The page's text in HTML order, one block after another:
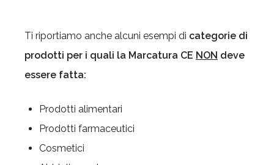
Ti riportiamo anche alcuni esempi di categorie di
prodotti per i quali la Marcatura CE NON deve
essere fatta:
Prodotti alimentari
Prodotti farmaceutici
Cosmetici